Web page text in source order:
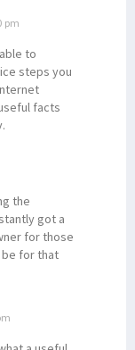
pm
to
steps you
facts
the
got a
for those
be for that